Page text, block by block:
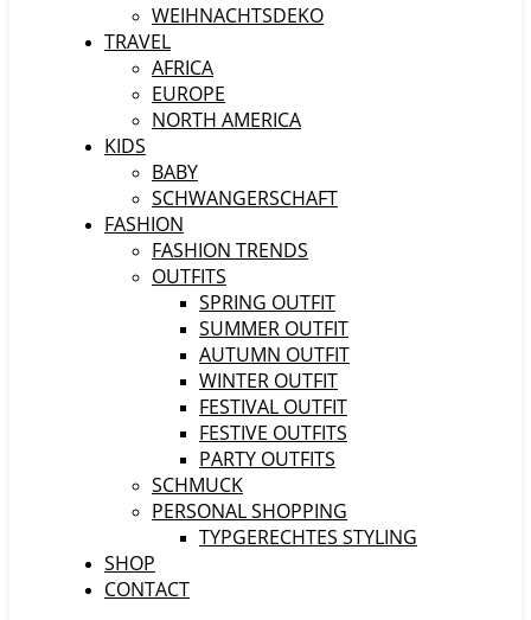
WEIHNACHTSDEKO
TRAVEL
AFRICA
EUROPE
NORTH AMERICA
KIDS
BABY
SCHWANGERSCHAFT
FASHION
FASHION TRENDS
OUTFITS
SPRING OUTFIT
SUMMER OUTFIT
AUTUMN OUTFIT
WINTER OUTFIT
FESTIVAL OUTFIT
FESTIVE OUTFITS
PARTY OUTFITS
SCHMUCK
PERSONAL SHOPPING
TYPGERECHTES STYLING
SHOP
CONTACT